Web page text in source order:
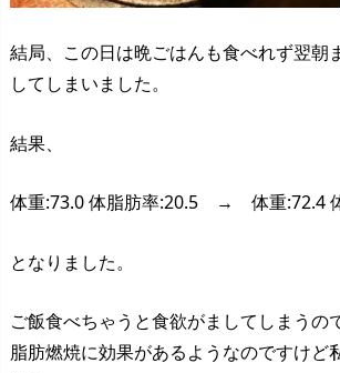
結局、この日は晩ごはんも食べれず翌朝
してしまいました。
結果、
体重:73.0 体脂肪率:20.5 → 体重:72.4
となりました。
ご飯食べちゃうと食欲がましてしまうので
脂肪燃焼に効果があるようなのですけど